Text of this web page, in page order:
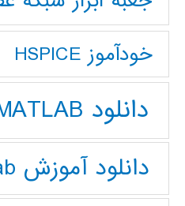
خودآموز HSPICE
دانلود MATLAB
دانلود آموزش Matlab